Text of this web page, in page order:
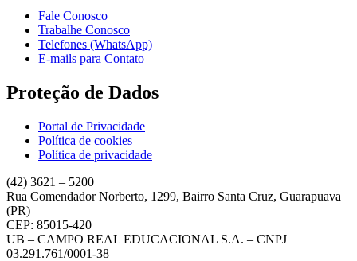
Fale Conosco
Trabalhe Conosco
Telefones (WhatsApp)
E-mails para Contato
Proteção de Dados
Portal de Privacidade
Política de cookies
Política de privacidade
(42) 3621 – 5200
Rua Comendador Norberto, 1299, Bairro Santa Cruz, Guarapuava
(PR)
CEP: 85015-420
UB – CAMPO REAL EDUCACIONAL S.A. – CNPJ
03.291.761/0001-38